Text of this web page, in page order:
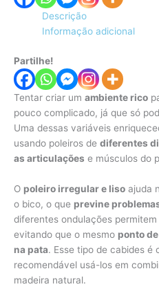
Descrição
Informação adicional
Partilhe!
Tentar criar um ambiente rico
pouco complicado, já que só
Uma dessas variáveis
usando poleiros de diferentes
as articulações e músculos do
O poleiro irregular e liso ajuda
o bico, o que previne
diferentes ondulações
evitando que o mesmo ponto
na pata. Esse tipo de cabides é
recomendável usá-los em
madeira natural.